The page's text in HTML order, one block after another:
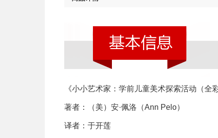
《小小艺术家：学前儿童美术探索活动（全
著者：（美）安·佩洛（Ann Pelo）
译者：于开莲